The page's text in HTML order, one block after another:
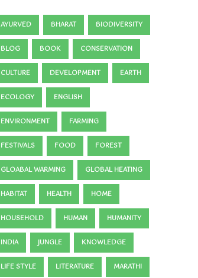
AYURVED BHARAT BIODIVERSITY
BLOG BOOK CONSERVATION
CULTURE DEVELOPMENT EARTH
ECOLOGY ENGLISH
ENVIRONMENT FARMING
FESTIVALS FOOD FOREST
GLOABAL WARMING GLOBAL HEATING
HABITAT HEALTH HOME
HOUSEHOLD HUMAN HUMANITY
INDIA JUNGLE KNOWLEDGE
LIFE STYLE LITERATURE MARATHI